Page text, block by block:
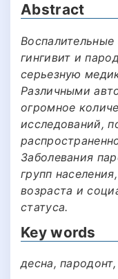
Abstract
гингивит и
серьезную
Различными
огромное
исследований,
Заболевания
групп
возраста и
статуса.
Key words
десна,